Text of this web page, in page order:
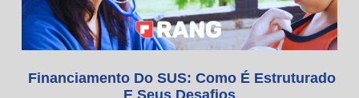
Financiamento Do SUS: Como É Estruturado